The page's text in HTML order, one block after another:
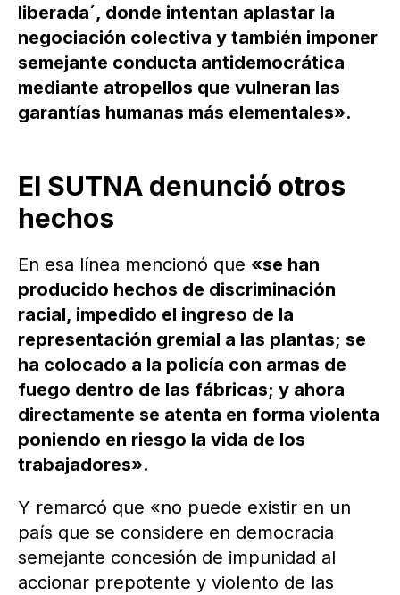
liberada´, donde intentan aplastar la
negociación colectiva y también imponer
semejante conducta antidemocrática
mediante atropellos que vulneran las
garantías humanas más elementales».
El SUTNA denunció otros
hechos
En esa línea mencionó que «se han
producido hechos de discriminación
racial, impedido el ingreso de la
representación gremial a las plantas; se
ha colocado a la policía con armas de
fuego dentro de las fábricas; y ahora
directamente se atenta en forma violenta
poniendo en riesgo la vida de los
trabajadores».
Y remarcó que «no puede existir en un
país que se considere en democracia
semejante concesión de impunidad al
accionar prepotente y violento de las